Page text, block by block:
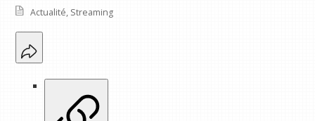
Actualité, Streaming